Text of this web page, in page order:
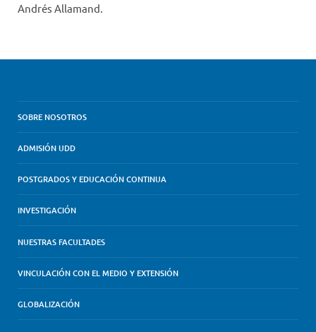
Andrés Allamand.
SOBRE NOSOTROS
ADMISIÓN UDD
POSTGRADOS Y EDUCACIÓN CONTINUA
INVESTIGACIÓN
NUESTRAS FACULTADES
VINCULACIÓN CON EL MEDIO Y EXTENSIÓN
GLOBALIZACIÓN